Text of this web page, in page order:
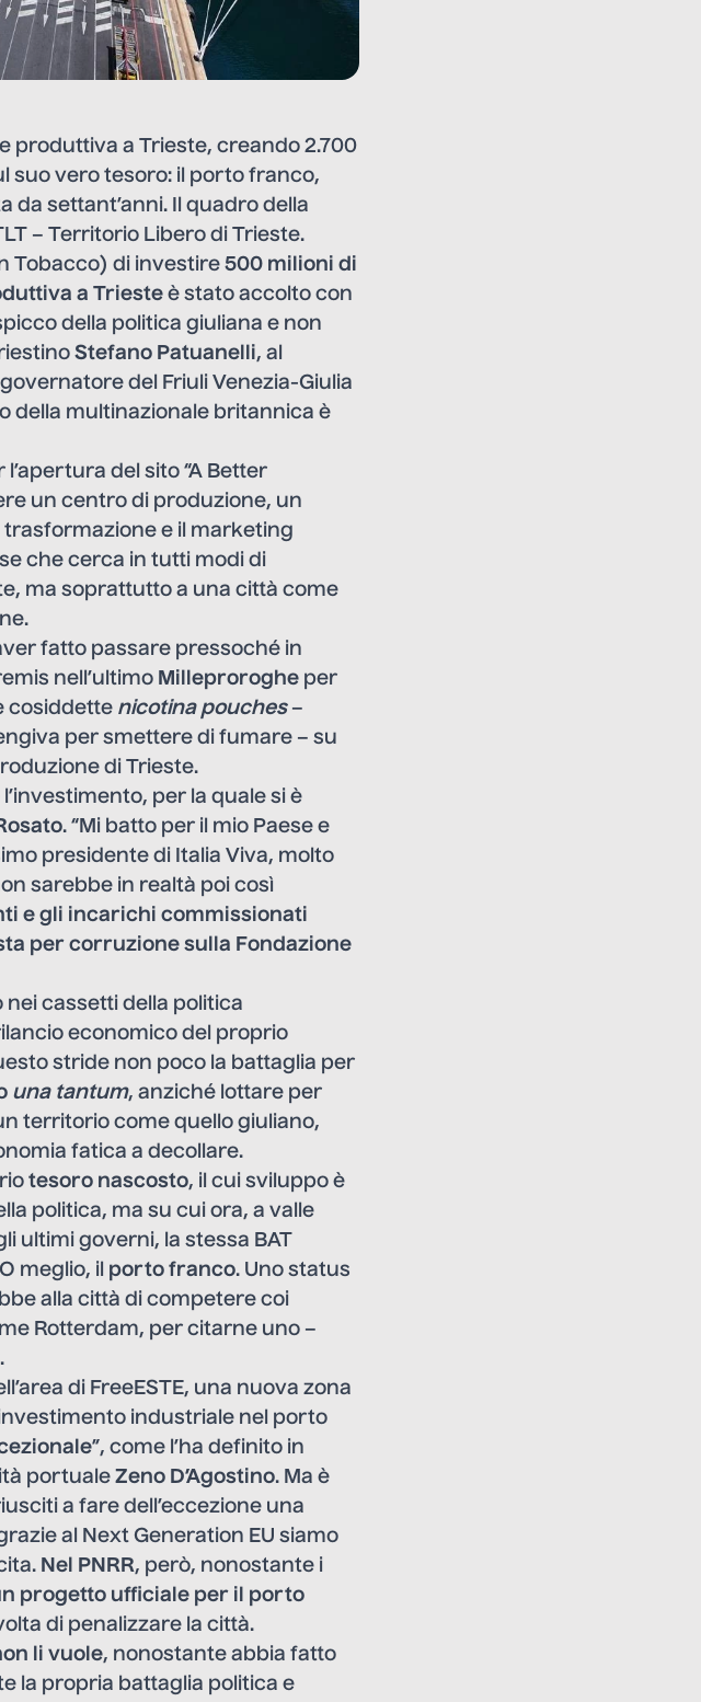
produttiva a Trieste, creando 2.700
suo vero tesoro: il porto franco,
da settant’anni. Il quadro della
– Territorio Libero di Trieste.
Tobacco) di investire 500 milioni di
a Trieste è stato accolto con
della politica giuliana e non
Stefano Patuanelli, al
del Friuli Venezia-Giulia
della multinazionale britannica è
del sito “A Better
un centro di produzione, un
e il marketing
che cerca in tutti modi di
ma soprattutto a una città come
fatto passare pressoché in
nell’ultimo Milleproroghe per
cosiddette nicotina pouches–
per smettere di fumare – su
di Trieste.
per la quale si è
. “Mi batto per il mio Paese e
presidente di Italia Viva, molto
sarebbe in realtà poi così
e gli incarichi commissionati
per corruzione sulla Fondazione
nei cassetti della politica
economico del proprio
stride non poco la battaglia per
una tantum, anziché lottare per
territorio come quello giuliano,
fatica a decollare.
tesoro nascosto, il cui sviluppo è
politica, ma su cui ora, a valle
ultimi governi, la stessa BAT
meglio, il porto franco. Uno status
alla città di competere coi
Rotterdam, per citarne uno –
di FreeESTE, una nuova zona
industriale nel porto
”, come l’ha definito in
portuale Zeno D’Agostino. Ma è
a fare dell’eccezione una
al Next Generation EU siamo
Nel PNRR, però, nonostante i
progetto ufficiale per il porto
di penalizzare la città.
li vuole, nonostante abbia fatto
la propria battaglia politica e